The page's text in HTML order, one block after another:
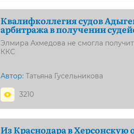
Квалифколлегия судов
арбитража в получении
Элмира Ахмедова не смогла
ККС
Автор: Татьяна Гусельникова
3210
Из Краснодара в Херсонскую